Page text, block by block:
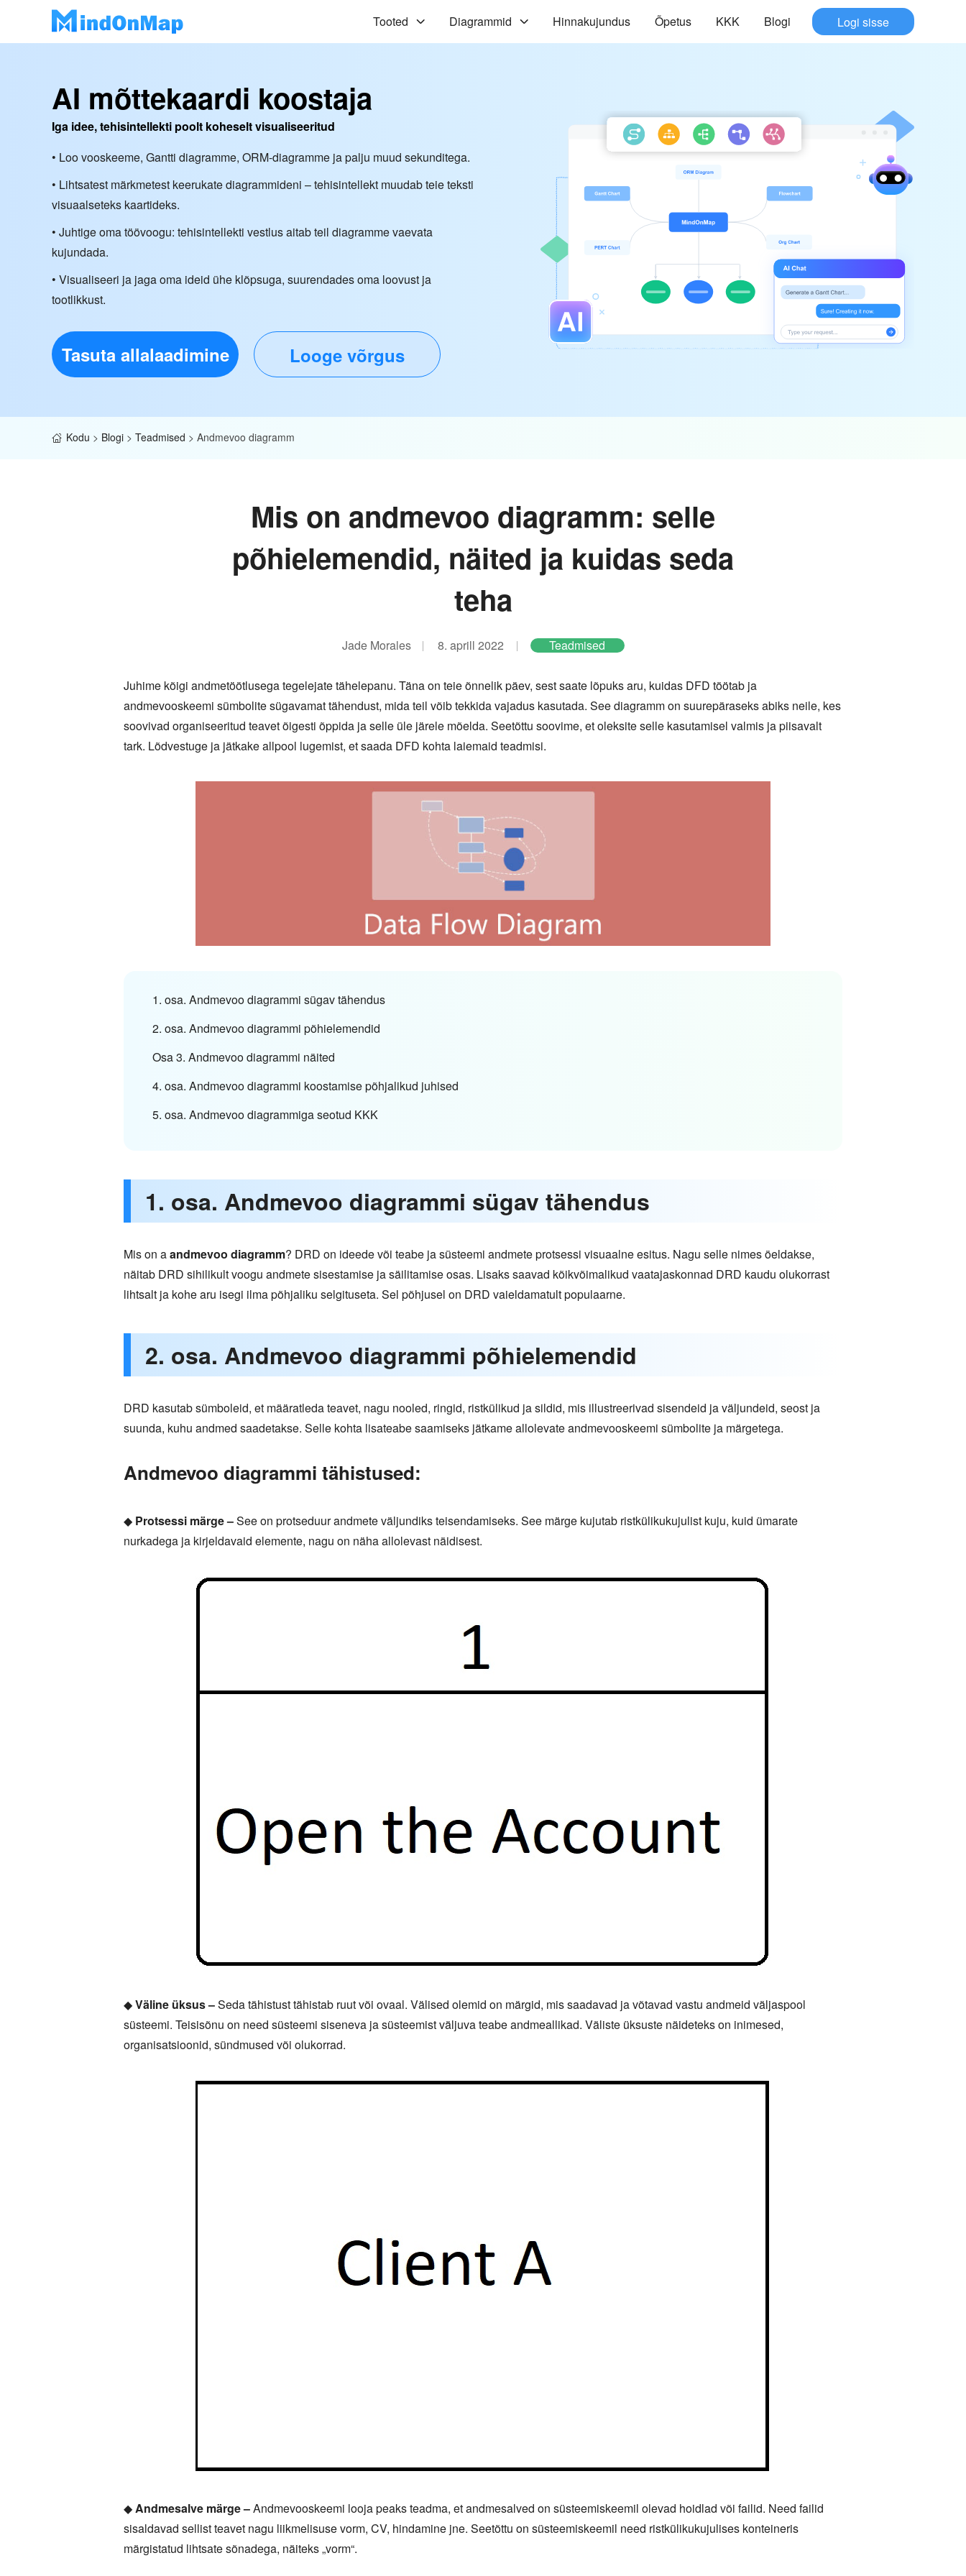
Tooted Diagrammid Hinnakujundus Õpetus KKK Blogi Logi sisse
AI mõttekaardi koostaja
Iga idee, tehisintellekti poolt koheselt visualiseeritud
• Loo vooskeeme, Gantti diagramme, ORM-diagramme ja palju muud sekunditega.
• Lihtsatest märkmetest keerukate diagrammideni – tehisintellekt muudab teie teksti
visuaalseteks kaartideks.
• Juhtige oma töövoogu: tehisintellekti vestlus aitab teil diagramme vaevata
kujundada.
• Visualiseeri ja jaga oma ideid ühe klõpsuga, suurendades oma loovust ja
tootlikkust.
Tasuta allalaadimine Looge võrgus
Kodu > Blogi > Teadmised > Andmevoo diagramm
Mis on andmevoo diagramm: selle
põhielemendid, näited ja kuidas seda
teha
Jade Morales 8. aprill 2022 Teadmised
Juhime kõigi andmetöötlusega tegelejate tähelepanu. Täna on teie õnnelik päev, sest saate lõpuks aru, kuidas DFD töötab ja
andmevooskeemi sümbolite sügavamat tähendust, mida teil võib tekkida vajadus kasutada. See diagramm on suurepäraseks abiks neile, kes
soovivad organiseeritud teavet õigesti õppida ja selle üle järele mõelda. Seetõttu soovime, et oleksite selle kasutamisel valmis ja piisavalt
tark. Lõdvestuge ja jätkake allpool lugemist, et saada DFD kohta laiemaid teadmisi.
1. osa. Andmevoo diagrammi sügav tähendus
2. osa. Andmevoo diagrammi põhielemendid
Osa 3. Andmevoo diagrammi näited
4. osa. Andmevoo diagrammi koostamise põhjalikud juhised
5. osa. Andmevoo diagrammiga seotud KKK
1. osa. Andmevoo diagrammi sügav tähendus
Mis on aandmevoo diagramm? DRD on ideede või teabe ja süsteemi andmete protsessi visuaalne esitus. Nagu selle nimes öeldakse,
näitab DRD sihilikult voogu andmete sisestamise ja säilitamise osas. Lisaks saavad kõikvõimalikud vaatajaskonnad DRD kaudu olukorrast
lihtsalt ja kohe aru isegi ilma põhjaliku selgituseta. Sel põhjusel on DRD vaieldamatult populaarne.
2. osa. Andmevoo diagrammi põhielemendid
DRD kasutab sümboleid, et määratleda teavet, nagu nooled, ringid, ristkülikud ja sildid, mis illustreerivad sisendeid ja väljundeid, seost ja
suunda, kuhu andmed saadetakse. Selle kohta lisateabe saamiseks jätkame allolevate andmevooskeemi sümbolite ja märgetega.
Andmevoo diagrammi tähistused:
◆ Protsessi märge –See on protseduur andmete väljundiks teisendamiseks. See märge kujutab ristkülikukujulist kuju, kuid ümarate
nurkadega ja kirjeldavaid elemente, nagu on näha allolevast näidisest.
◆Väline üksus –Seda tähistust tähistab ruut või ovaal. Välised olemid on märgid, mis saadavad ja võtavad vastu andmeid väljaspool
süsteemi. Teisisõnu on need süsteemi siseneva ja süsteemist väljuva teabe andmeallikad. Väliste üksuste näideteks on inimesed,
organisatsioonid, sündmused või olukorrad.
◆ Andmesalve märge –Andmevooskeemi looja peaks teadma, et andmesalved on süsteemiskeemil olevad hoidlad või failid. Need failid
sisaldavad sellist teavet nagu liikmelisuse vorm, CV, hindamine jne. Seetõttu on süsteemiskeemil need ristkülikukujulises konteineris
märgistatud lihtsate sõnadega, näiteks „vorm“.